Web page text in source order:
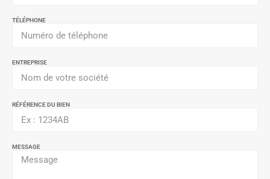
TÉLÉPHONE
ENTREPRISE
RÉFÉRENCE DU BIEN
MESSAGE